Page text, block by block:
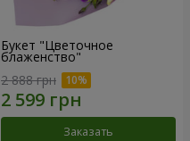
Букет "Цветочное
блаженство"
2 888 грн
Заказать